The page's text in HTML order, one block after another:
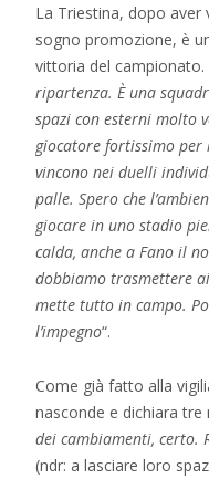
La Triestina, dopo aver
sogno promozione, è
vittoria del campionato.
ripartenza. È una
spazi con esterni molto
giocatore fortissimo
vincono nei duelli
palle. Spero che
giocare in uno stadio
calda, anche a Fano il
dobbiamo trasmettere
mette tutto in campo.
l’impegno“.
Come già fatto alla
nasconde e dichiara tre
dei cambiamenti,
(ndr: a lasciare loro